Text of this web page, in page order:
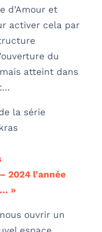
d’Amour et
activer cela par
du
atteint dans
la série
2024 l’année
»
ouvrir un